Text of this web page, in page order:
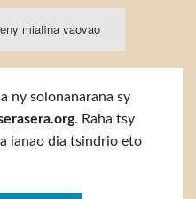
miafina vaovao
ny solonanarana sy
. Raha tsy
ianao dia tsindrio eto